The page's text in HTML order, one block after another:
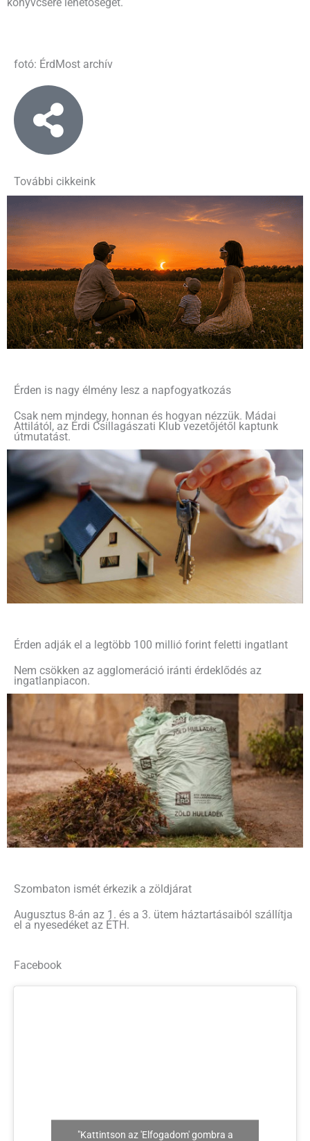
könyvcsere lehetőségét.
fotó: ÉrdMost archív
További cikkeink
Érden is nagy élmény lesz a napfogyatkozás
Csak nem mindegy, honnan és hogyan nézzük. Mádai
Attilától, az Érdi Csillagászati Klub vezetőjétől kaptunk
útmutatást.
Érden adják el a legtöbb 100 millió forint feletti ingatlant
Nem csökken az agglomeráció iránti érdeklődés az
ingatlanpiacon.
Szombaton ismét érkezik a zöldjárat
Augusztus 8-án az 1. és a 3. ütem háztartásaiból szállítja
el a nyesedéket az ÉTH.
Facebook
"Kattintson az 'Elfogadom' gombra a